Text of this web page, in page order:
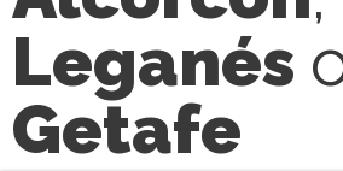
Leganés
Getafe